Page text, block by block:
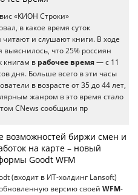
«КИОН Строки»
в какое время суток
читают и слушают книги. В ходе
выяснилось, что 25% россиян
книгам в рабочее время — с 11
дня. Больше всего в эти часы
в возрасте от 35 до 44 лет,
жанром в это время стало
CNews сообщили пр
возможностей биржи смен и
на карте – новый
Goodt WFM
(входит в ИТ-холдинг Lansoft)
версию своей WFM-